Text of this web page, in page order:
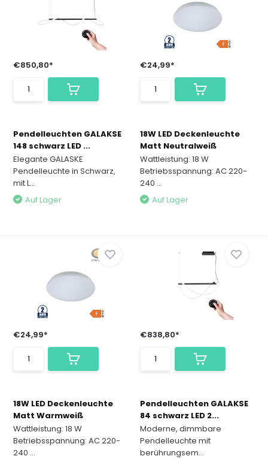
€850,80*
Pendelleuchten GALAKSE
148 schwarz LED ...
Elegante GALASKE
Pendelleuchte in Schwarz,
mit L...
Auf Lager
€24,99*
18W LED Deckenleuchte
Matt Neutralweiß
Wattleistung: 18 W
Betriebsspannung: AC 220-
240 ...
Auf Lager
€24,99*
18W LED Deckenleuchte
Matt Warmweiß
Wattleistung: 18 W
Betriebsspannung: AC 220-
240 ...
€838,80*
Pendelleuchten GALAKSE
84 schwarz LED 2...
Moderne, dimmbare
Pendelleuchte mit
berührungsem...